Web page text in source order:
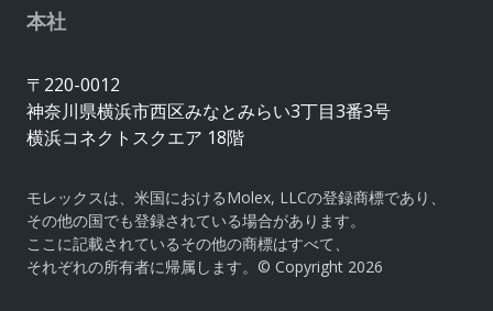
本社
〒220-0012
神奈川県横浜市西区みなとみらい3丁目3番3号
横浜コネクトスクエア 18階
モレックスは、米国におけるMolex, LLCの登録商標であり、
その他の国でも登録されている場合があります。
ここに記載されているその他の商標はすべて、
それぞれの所有者に帰属します。© Copyright 2026